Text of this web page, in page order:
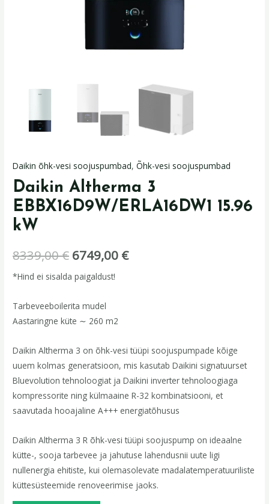
Daikin õhk-vesi soojuspumbad,Õhk-vesi soojuspumbad
Daikin Altherma 3
EBBX16D9W/ERLA16DW1 15.96
kW
8339,00€ 6749,00 €
*Hind ei sisalda paigaldust!
Tarbeveeboilerita mudel
Aastaringne küte ∼ 260 m2
Daikin Altherma 3 on õhk-vesi tüüpi soojuspumpade kõige
uuem kolmas generatsioon, mis kasutab Daikini signatuurset
Bluevolution tehnoloogiat ja Daikini inverter tehnoloogiaga
kompressorite ning külmaaine R-32 kombinatsiooni, et
saavutada hooajaline A+++ energiatõhusus
Daikin Altherma 3 R õhk-vesi tüüpi soojuspump on ideaalne
kütte-, sooja tarbevee ja jahutuse lahendusnii uute ligi
nullenergia ehitiste, kui olemasolevate madalatemperatuuriliste
küttesüsteemide renoveerimise jaoks.